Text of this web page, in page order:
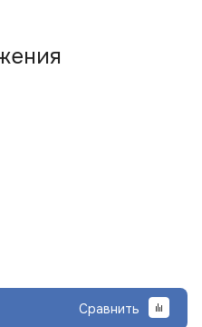
Сравнить